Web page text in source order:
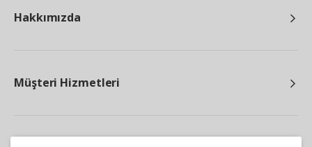
Hakkımızda
Müşteri Hizmetleri